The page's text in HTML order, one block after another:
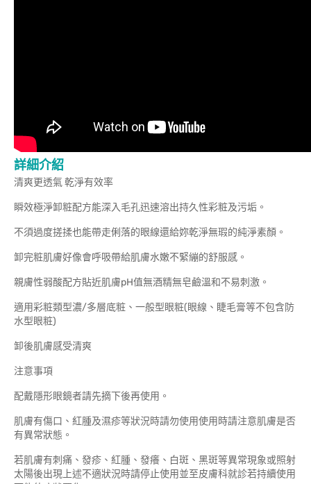
詳細介紹
清爽更透氣 乾淨有效率
瞬效極淨卸粧配方能深入毛孔迅速溶出持久性彩粧及污垢。
不須過度搓揉也能帶走俐落的眼線還給妳乾淨無瑕的純淨素顏。
卸完粧肌膚好像會呼吸帶給肌膚水嫩不緊繃的舒服感。
親膚性弱酸配方貼近肌膚pH值無酒精無皂鹼溫和不易刺激。
適用彩粧類型濃/多層底粧、一般型眼粧(眼線、睫毛膏等不包含防
水型眼粧)
卸後肌膚感受清爽
注意事項
配戴隱形眼鏡者請先摘下後再使用。
肌膚有傷口、紅腫及濕疹等狀況時請勿使用使用時請注意肌膚是否
有異常狀態。
若肌膚有刺痛、發疹、紅腫、發癢、白斑、黑斑等異常現象或照射
太陽後出現上述不適狀況時請停止使用並至皮膚科就診若持續使用